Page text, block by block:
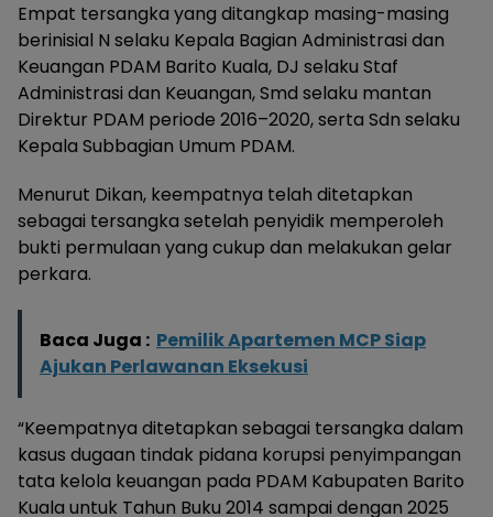
Empat tersangka yang ditangkap masing-masing
berinisial N selaku Kepala Bagian Administrasi dan
Keuangan PDAM Barito Kuala, DJ selaku Staf
Administrasi dan Keuangan, Smd selaku mantan
Direktur PDAM periode 2016–2020, serta Sdn selaku
Kepala Subbagian Umum PDAM.
Menurut Dikan, keempatnya telah ditetapkan
sebagai tersangka setelah penyidik memperoleh
bukti permulaan yang cukup dan melakukan gelar
perkara.
Baca Juga : Pemilik Apartemen MCP Siap
Ajukan Perlawanan Eksekusi
“Keempatnya ditetapkan sebagai tersangka dalam
kasus dugaan tindak pidana korupsi penyimpangan
tata kelola keuangan pada PDAM Kabupaten Barito
Kuala untuk Tahun Buku 2014 sampai dengan 2025